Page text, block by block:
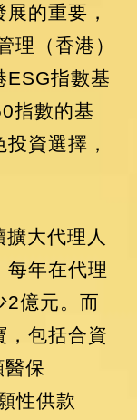
的重要，
理（香港）
ESG指數基
指數的基
資選擇，
大代理人
每年在代理
2億元。而
，包括合資
保
性供款